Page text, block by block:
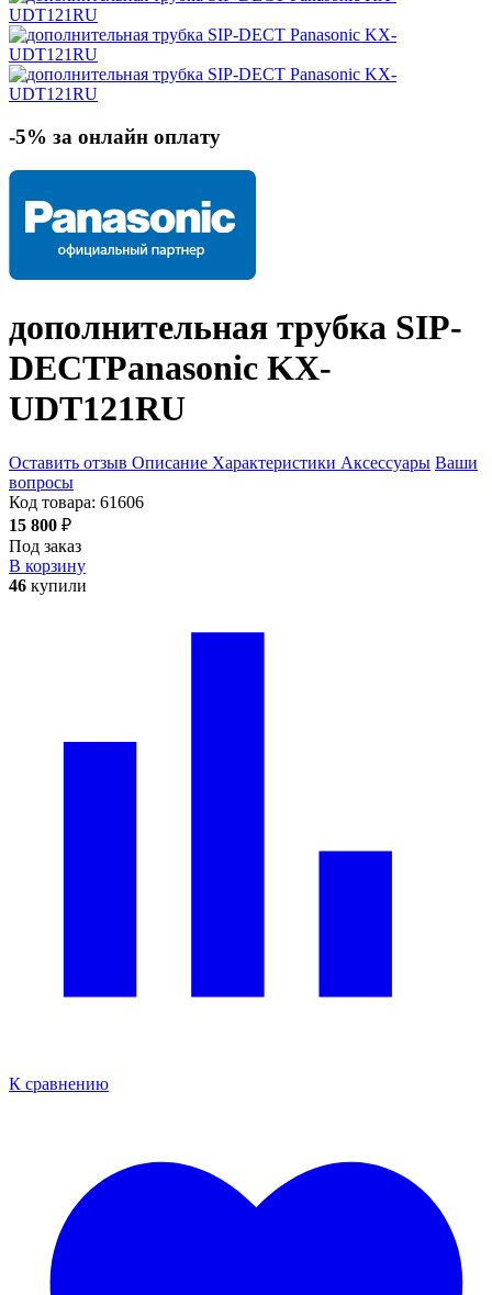
-5% за онлайн оплату
дополнительная трубка SIP-
DECTPanasonic KX-
UDT121RU
Оставить отзыв Описание Характеристики Аксессуары Ваши
вопросы
Код товара: 61606
15 800 ₽
Под заказ
В корзину
46 купили
К сравнению